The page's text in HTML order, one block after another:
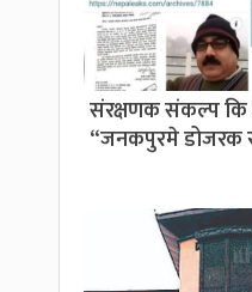
संरक्षणक संकल्प कि
“जनकपुरमे डोजरक